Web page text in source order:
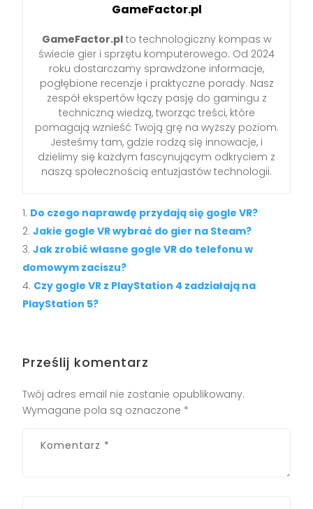
GameFactor.pl
GameFactor.pl to technologiczny kompas w
świecie gier i sprzętu komputerowego. Od 2024
roku dostarczamy sprawdzone informacje,
pogłębione recenzje i praktyczne porady. Nasz
zespół ekspertów łączy pasję do gamingu z
techniczną wiedzą, tworząc treści, które
pomagają wznieść Twoją grę na wyższy poziom.
Jesteśmy tam, gdzie rodzą się innowacje, i
dzielimy się każdym fascynującym odkryciem z
naszą społecznością entuzjastów technologii.
Do czego naprawdę przydają się gogle VR?
Jakie gogle VR wybrać do gier na Steam?
Jak zrobić własne gogle VR do telefonu w
domowym zaciszu?
Czy gogle VR z PlayStation 4 zadziałają na
PlayStation 5?
Prześlij komentarz
Twój adres email nie zostanie opublikowany.
Wymagane pola są oznaczone *